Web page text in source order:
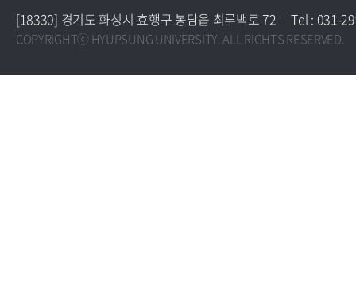
[18330] 경기도 화성시 효행구 봉담읍 최루백로 72 Tel : 031-
COPYRIGHTⓒ HYUPSUNG UNIVERSITY. ALL RIGHTS RESERVED.